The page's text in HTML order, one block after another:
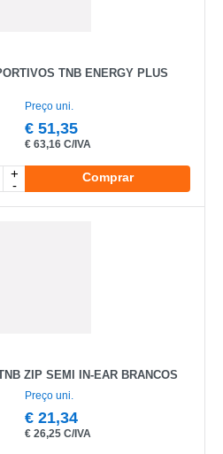
TNB ENERGY PLUS
Preço uni.
€ 51,35
€ 63,16 C/IVA
+
-
Comprar
ZIP SEMI IN-EAR BRANCOS
Preço uni.
€ 21,34
€ 26,25 C/IVA